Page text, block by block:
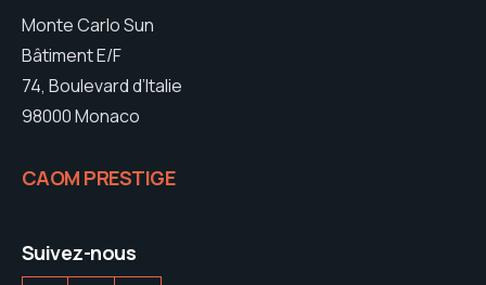
Monte Carlo Sun
Bâtiment E/F
74, Boulevard d’Italie
98000 Monaco
CAOM PRESTIGE
Suivez-nous